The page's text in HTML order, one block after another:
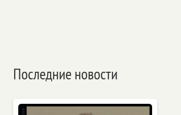
Последние новости